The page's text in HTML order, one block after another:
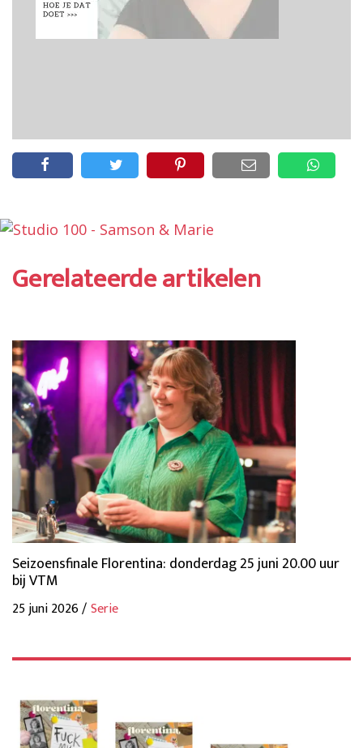
Gerelateerde artikelen
Seizoensfinale Florentina: donderdag 25 juni 20.00 uur
bij VTM
25 juni 2026 /Serie